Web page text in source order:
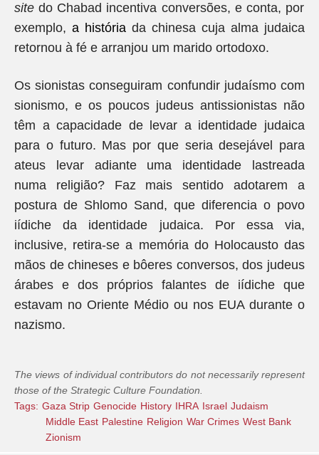
site do Chabad incentiva conversões, e conta, por
exemplo, a história da chinesa cuja alma judaica
retornou à fé e arranjou um marido ortodoxo.
Os sionistas conseguiram confundir judaísmo com
sionismo, e os poucos judeus antissionistas não
têm a capacidade de levar a identidade judaica
para o futuro. Mas por que seria desejável para
ateus levar adiante uma identidade lastreada
numa religião? Faz mais sentido adotarem a
postura de Shlomo Sand, que diferencia o povo
iídiche da identidade judaica. Por essa via,
inclusive, retira-se a memória do Holocausto das
mãos de chineses e bôeres conversos, dos judeus
árabes e dos próprios falantes de iídiche que
estavam no Oriente Médio ou nos EUA durante o
nazismo.
The views of individual contributors do not necessarily represent
those of the Strategic Culture Foundation.
Tags: Gaza Strip Genocide History IHRA Israel Judaism
Middle East Palestine Religion War Crimes West Bank
Zionism